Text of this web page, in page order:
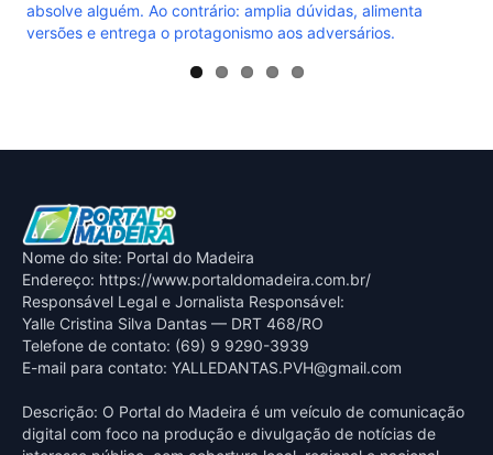
absolve alguém. Ao contrário: amplia dúvidas, alimenta
versões e entrega o protagonismo aos adversários.
Nome do site: Portal do Madeira
Endereço: https://www.portaldomadeira.com.br/
Responsável Legal e Jornalista Responsável:
Yalle Cristina Silva Dantas — DRT 468/RO
Telefone de contato: (69) 9 9290-3939
E-mail para contato: YALLEDANTAS.PVH@gmail.com
Descrição: O Portal do Madeira é um veículo de comunicação
digital com foco na produção e divulgação de notícias de